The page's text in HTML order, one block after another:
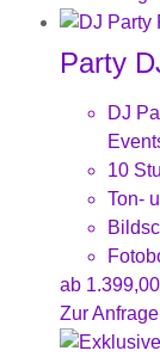
Party
DJ
10
Ton-
ab 1.399,00
Zur